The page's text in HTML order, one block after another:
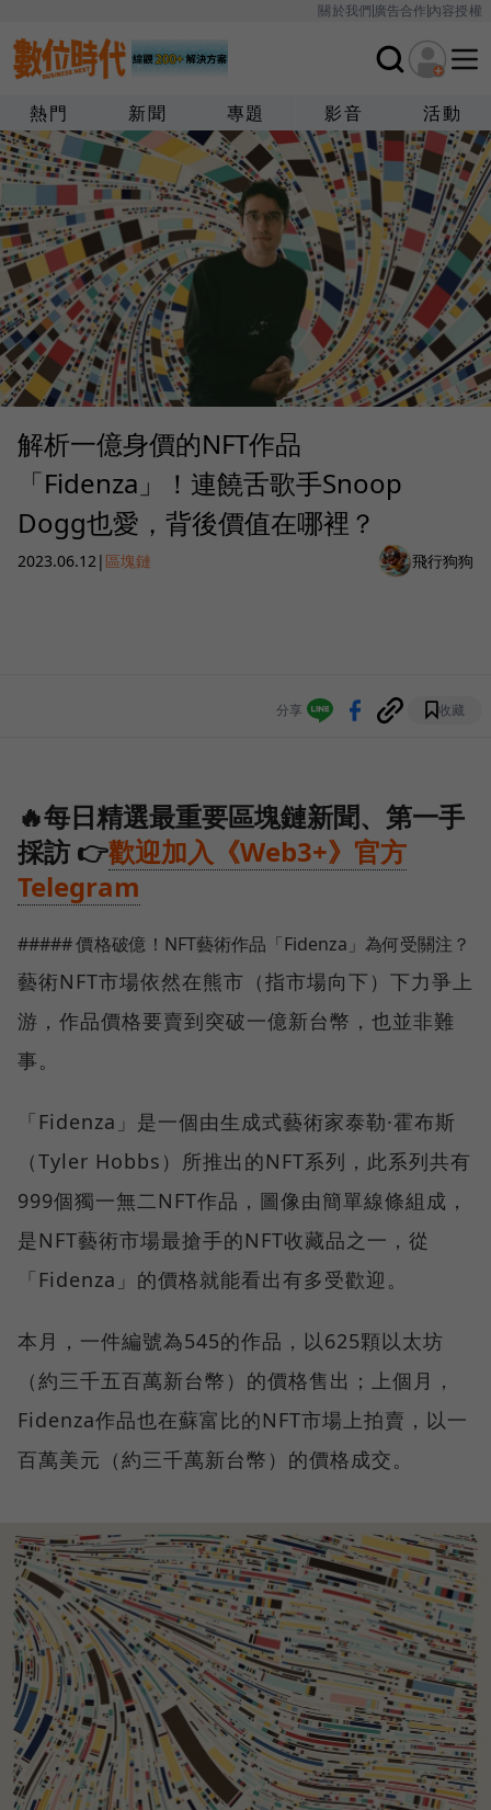
關於我們廣告合作內容授權
熱門 新聞 專題 影音 活動
解析一億身價的NFT作品
「Fidenza」！連饒舌歌手Snoop
Dogg也愛，背後價值在哪裡？
2023.06.12 | 區塊鏈 飛行狗狗
分享 收藏
🔥每日精選最重要區塊鏈新聞、第一手
採訪 👉歡迎加入《Web3+》官方
Telegram
##### 價格破億！NFT藝術作品「Fidenza」為何受關注？
藝術NFT市場依然在熊市（指市場向下）下力爭上
游，作品價格要賣到突破一億新台幣，也並非難
事。
「Fidenza」是一個由生成式藝術家泰勒·霍布斯
（Tyler Hobbs）所推出的NFT系列，此系列共有
999個獨一無二NFT作品，圖像由簡單線條組成，
是NFT藝術市場最搶手的NFT收藏品之一，從
「Fidenza」的價格就能看出有多受歡迎。
本月，一件編號為545的作品，以625顆以太坊
（約三千五百萬新台幣）的價格售出；上個月，
Fidenza作品也在蘇富比的NFT市場上拍賣，以一
百萬美元（約三千萬新台幣）的價格成交。